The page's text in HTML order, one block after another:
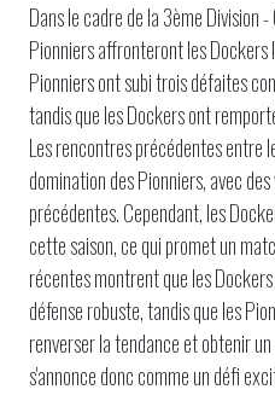
Dans le cadre de la 3ème Division
Pionniers affronteront les Dockers
Pionniers ont subi trois défaites
tandis que les Dockers ont
Les rencontres précédentes entre
domination des Pionniers, avec
précédentes. Cependant, les
cette saison, ce qui promet un
récentes montrent que les
défense robuste, tandis que les
renverser la tendance et obtenir
s'annonce donc comme un défi